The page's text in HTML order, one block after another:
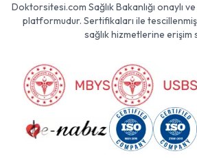
Doktorsitesi.com Sağlık Bakanlığı onaylı
platformudur. Sertifikaları ile tescillenmiş
sağlık hizmetlerine erişim